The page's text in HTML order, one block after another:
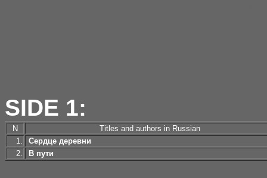
SIDE 1:
N
Titles and authors in Russian
1.
Сердце деревни
2.
В пути